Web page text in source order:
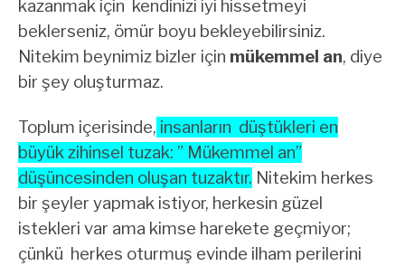
kazanmak için kendinizi iyi hissetmeyi
beklerseniz, ömür boyu bekleyebilirsiniz.
Nitekim beynimiz bizler için mükemmel an, diye
bir şey oluşturmaz.
Toplum içerisinde, insanların düştükleri en
büyük zihinsel tuzak: ” Mükemmel an”
düşüncesinden oluşan tuzaktır. Nitekim herkes
bir şeyler yapmak istiyor, herkesin güzel
istekleri var ama kimse harekete geçmiyor;
çünkü herkes oturmuş evinde ilham perilerini